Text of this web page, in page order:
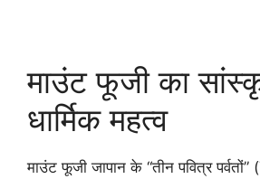
माउंट फूजी का
धार्मिक महत्व
माउंट फूजी जापान के “तीन पवित्र